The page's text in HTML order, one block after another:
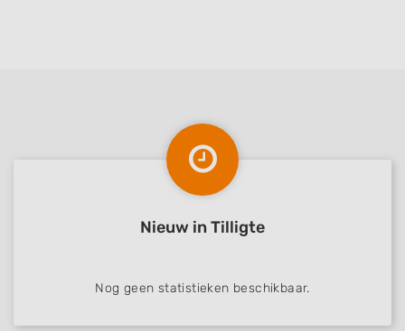
Nieuw in Tilligte
Nog geen statistieken beschikbaar.